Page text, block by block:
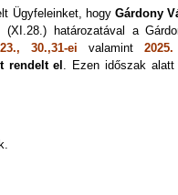
Ügyfeleinket, hogyGárdony
(XI.28.) határozatával a
30.,31-ei
valamint
rendelt el . Ezen időszak